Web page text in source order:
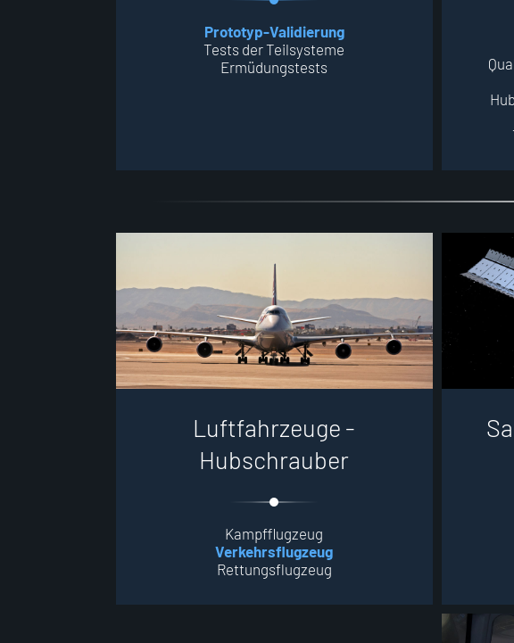
Prototyp-Validierung
Tests der Teilsysteme
Ermüdungstests
L uftfahrzeuge -
Hubschrauber
Kampfflugzeug
Verkehrsflugzeug
Rettungsflugzeug
Sa